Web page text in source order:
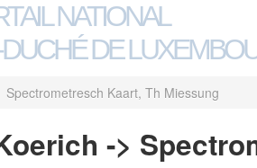
NATIONAL
DE
Spectrometresch Kaart, Th Miessung
->